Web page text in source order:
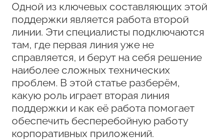
Одной из ключевых составляющих этой
поддержки является работа второй
линии. Эти специалисты подключаются
там, где первая линия уже не
справляется, и берут на себя решение
наиболее сложных технических
проблем. В этой статье разберём,
какую роль играет вторая линия
поддержки и как её работа помогает
обеспечить бесперебойную работу
корпоративных приложений.